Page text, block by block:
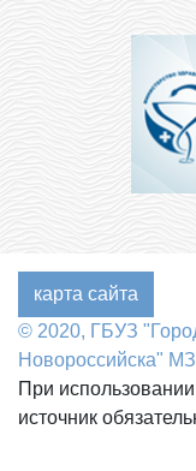
карта сайта
© 2020, ГБУЗ
Новороссийска"
При
источник